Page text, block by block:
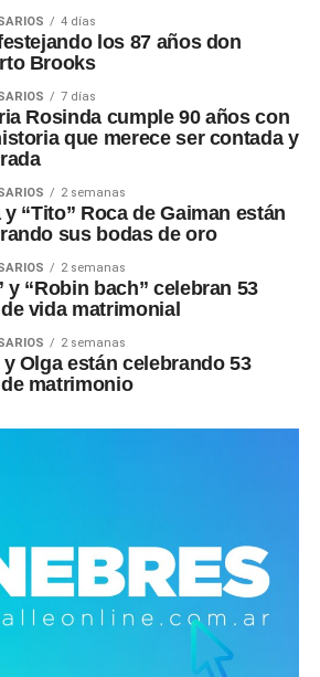
4 días
los 87 años don
Brooks
7 días
Rosinda cumple 90 años con
que merece ser contada y
2 semanas
“Tito” Roca de Gaiman están
sus bodas de oro
2 semanas
y “Robin bach” celebran 53
vida matrimonial
2 semanas
y Olga están celebrando 53
matrimonio